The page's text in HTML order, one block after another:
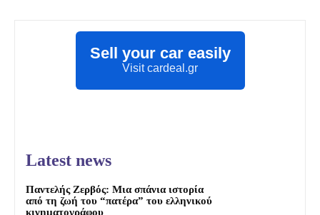
Sell your car easily
Visit cardeal.gr
Latest news
Παντελής Ζερβός: Μια σπάνια ιστορία
από τη ζωή του “πατέρα” του ελληνικού
κινηματογράφου